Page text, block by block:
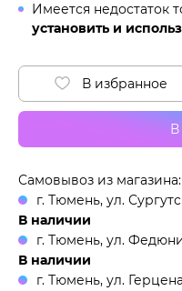
Имеется недостаток
установить и
В
В избранное
Самовывоз из магазина:
г. Тюмень, ул.
В наличии
г. Тюмень, ул.
В наличии
г. Тюмень, ул.